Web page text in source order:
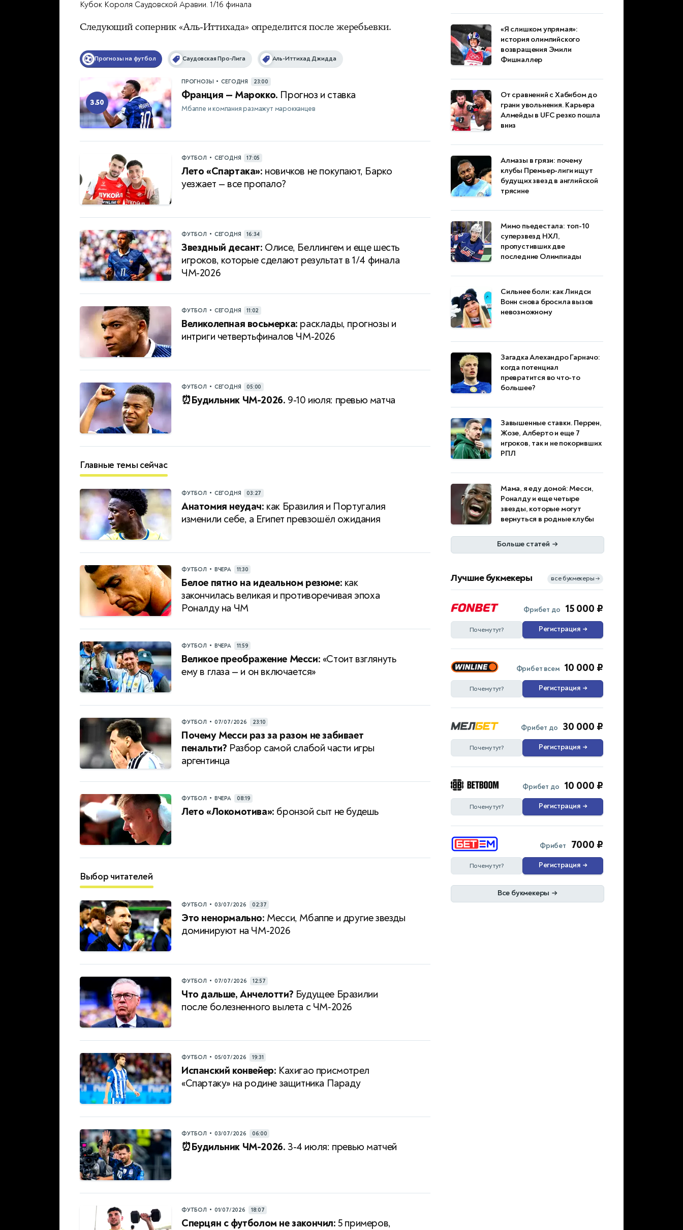
Кубок Короля Саудовской Аравии. 1/16 финала
Следующий соперник «Аль-Иттихада» определится после жеребьевки.
Прогнозы на футбол Саудовская Про-Лига Аль-Иттихад Джидда
3.50
ПРОГНОЗЫ • СЕГОДНЯ 23:00
Франция — Марокко. Прогноз и ставка
Мбаппе и компания размажут марокканцев
ФУТБОЛ • СЕГОДНЯ 17:05
Лето «Спартака»: новичков не покупают, Барко
уезжает — все пропало?
ФУТБОЛ • СЕГОДНЯ 16:34
Звездный десант: Олисе, Беллингем и еще шесть
игроков, которые сделают результат в 1/4 финала
ЧМ-2026
ФУТБОЛ • СЕГОДНЯ 11:02
Великолепная восьмерка: расклады, прогнозы и
интриги четвертьфиналов ЧМ-2026
ФУТБОЛ • СЕГОДНЯ 05:00
⏰Будильник ЧМ-2026. 9-10 июля: превью матча
Главные темы сейчас
ФУТБОЛ • СЕГОДНЯ 03:27
Анатомия неудач: как Бразилия и Португалия
изменили себе, а Египет превзошёл ожидания
ФУТБОЛ • ВЧЕРА 11:30
Белое пятно на идеальном резюме: как
закончилась великая и противоречивая эпоха
Роналду на ЧМ
ФУТБОЛ • ВЧЕРА 11:59
Великое преображение Месси: «Стоит взглянуть
ему в глаза — и он включается»
ФУТБОЛ • 07/07/2026 23:10
Почему Месси раз за разом не забивает
пенальти? Разбор самой слабой части игры
аргентинца
ФУТБОЛ • ВЧЕРА 08:19
Лето «Локомотива»: бронзой сыт не будешь
Выбор читателей
ФУТБОЛ • 03/07/2026 02:37
Это ненормально: Месси, Мбаппе и другие звезды
доминируют на ЧМ-2026
ФУТБОЛ • 07/07/2026 12:57
Что дальше, Анчелотти? Будущее Бразилии
после болезненного вылета с ЧМ‑2026
ФУТБОЛ • 05/07/2026 19:31
Испанский конвейер: Кахигао присмотрел
«Спартаку» на родине защитника Параду
ФУТБОЛ • 03/07/2026 06:00
⏰Будильник ЧМ-2026. 3-4 июля: превью матчей
ФУТБОЛ • 01/07/2026 18:07
Сперцян с футболом не закончил: 5 примеров,
«Я слишком упрямая»:
история олимпийского
возвращения Эмили
Фишналлер
От сравнений с Хабибом до
грани увольнения. Карьера
Алмейды в UFC резко пошла
вниз
Алмазы в грязи: почему
клубы Премьер-лиги ищут
будущих звезд в английской
трясине
Мимо пьедестала: топ-10
суперзвезд НХЛ,
пропустивших две
последние Олимпиады
Сильнее боли: как Линдси
Вонн снова бросила вызов
невозможному
Загадка Алехандро Гарначо:
когда потенциал
превратится во что-то
большее?
Завышенные ставки. Перрен,
Жозе, Алберто и еще 7
игроков, так и не покоривших
РПЛ
Мама, я еду домой: Месси,
Роналду и еще четыре
звезды, которые могут
вернуться в родные клубы
Больше статей →
Лучшие букмекеры все букмекеры →
Фрибет до 15 000 ₽
Почему тут? Регистрация →
Фрибет всем 10 000 ₽
Почему тут? Регистрация →
Фрибет до 30 000 ₽
Почему тут? Регистрация →
Фрибет до 10 000 ₽
Почему тут? Регистрация →
Фрибет 7000 ₽
Почему тут? Регистрация →
Все букмекеры →